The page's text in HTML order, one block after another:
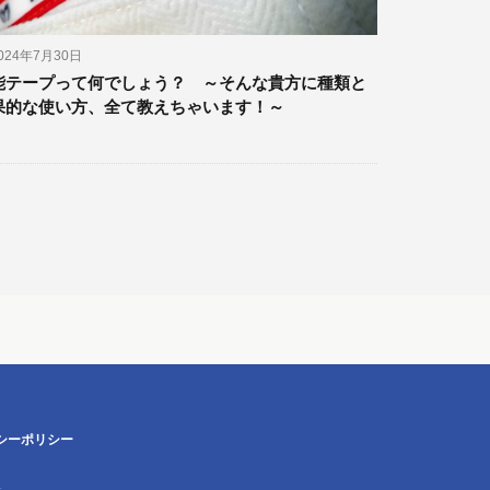
年7月30日
テープって何でしょう？ ～そんな貴方に種類と
的な使い方、全て教えちゃいます！～
ーポリシー